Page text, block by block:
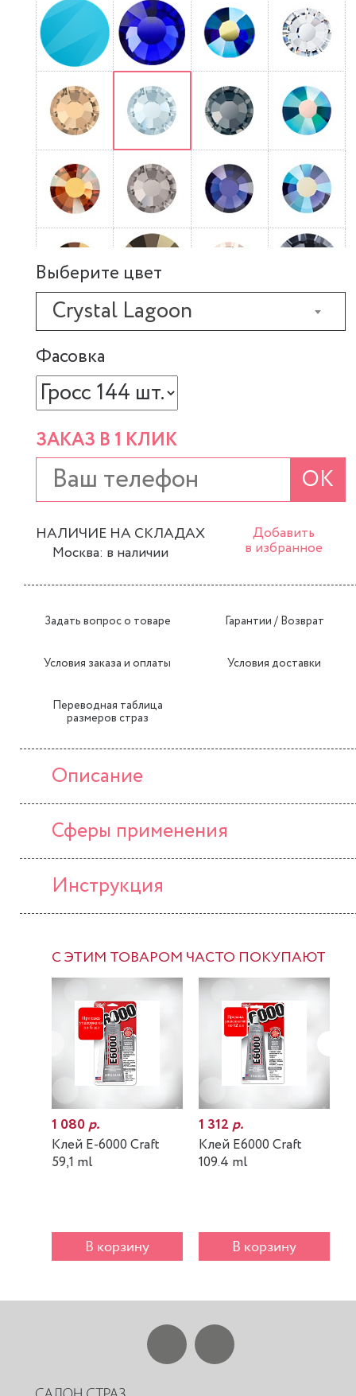
Выберите цвет
Crystal Lagoon
Фасовка
ЗАКАЗ В 1 КЛИК
ОК
НАЛИЧИЕ НА СКЛАДАХ
Москва: в наличии
Добавить
в избранное
Задать вопрос о товаре Гарантии / Возврат
Условия заказа и оплаты Условия доставки
Переводная таблица
размеров страз
Описание
Сферы применения
Инструкция
С ЭТИМ ТОВАРОМ ЧАСТО ПОКУПАЮТ
1 080р.
Клей E-6000 Craft
59,1 ml
В корзину
1 312р.
Клей E6000 Craft
109.4 ml
В корзину